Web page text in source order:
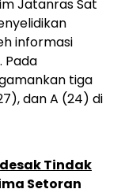
Jatanras Sat
informasi
Pada
tiga
dan A (24) di
Tindak
Setoran